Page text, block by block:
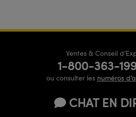
Ventes & Conseil
1-800-363-
ou consulter les numéros
CHAT EN